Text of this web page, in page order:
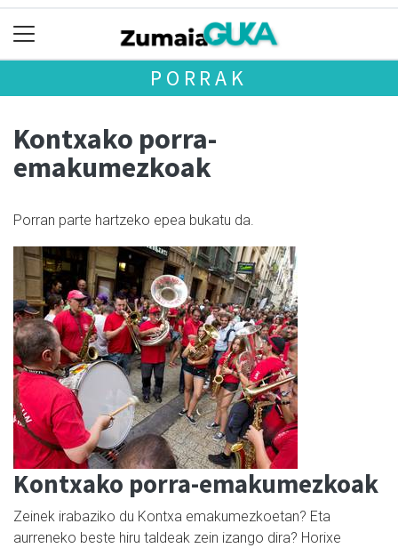
PORRAK
Kontxako porra-
emakumezkoak
Porran parte hartzeko epea bukatu da.
Kontxako porra-emakumezkoak
Zeinek irabaziko du Kontxa emakumezkoetan? Eta
aurreneko beste hiru taldeak zein izango dira? Horixe